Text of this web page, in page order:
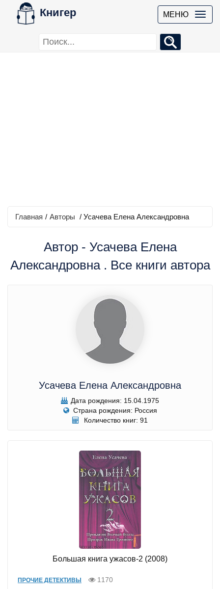
Книгер МЕНЮ
Главная / Авторы / Усачева Елена Александровна
Автор - Усачева Елена
Александровна . Все книги автора
Усачева Елена Александровна
Дата рождения: 15.04.1975
Страна рождения: Россия
Количество книг: 91
Большая книга ужасов-2 (2008)
ПРОЧИЕ ДЕТЕКТИВЫ
1170